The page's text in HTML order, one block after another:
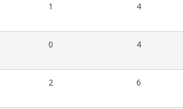
1 4
0 4
2 6